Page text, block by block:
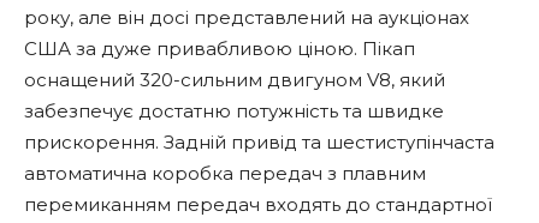
року, але він досі представлений на аукціонах
США за дуже привабливою ціною. Пікап
оснащений 320-сильним двигуном V8, який
забезпечує достатню потужність та швидке
прискорення. Задній привід та шестиступінчаста
автоматична коробка передач з плавним
перемиканням передач входять до стандартної